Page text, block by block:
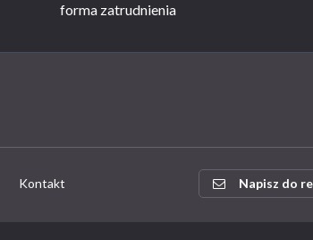
forma zatrudnienia
Kontakt Napisz do